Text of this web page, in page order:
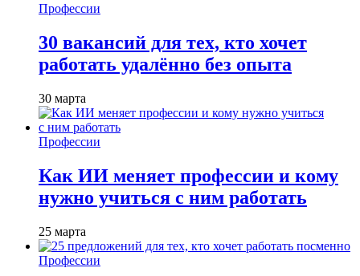
Профессии
30 вакансий для тех, кто хочет
работать удалённо без опыта
30 марта
Профессии
Как ИИ меняет профессии и кому
нужно учиться с ним работать
25 марта
Профессии